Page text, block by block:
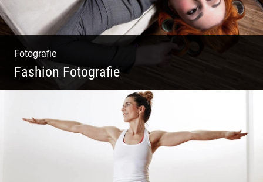
Fotografie
Fashion Fotografie
Mode|Menschen|Magazin